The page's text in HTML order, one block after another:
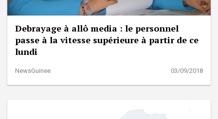
Debrayage à allô media : le personnel
passe à la vitesse supérieure à partir de ce
lundi
NewsGuinee 03/09/2018